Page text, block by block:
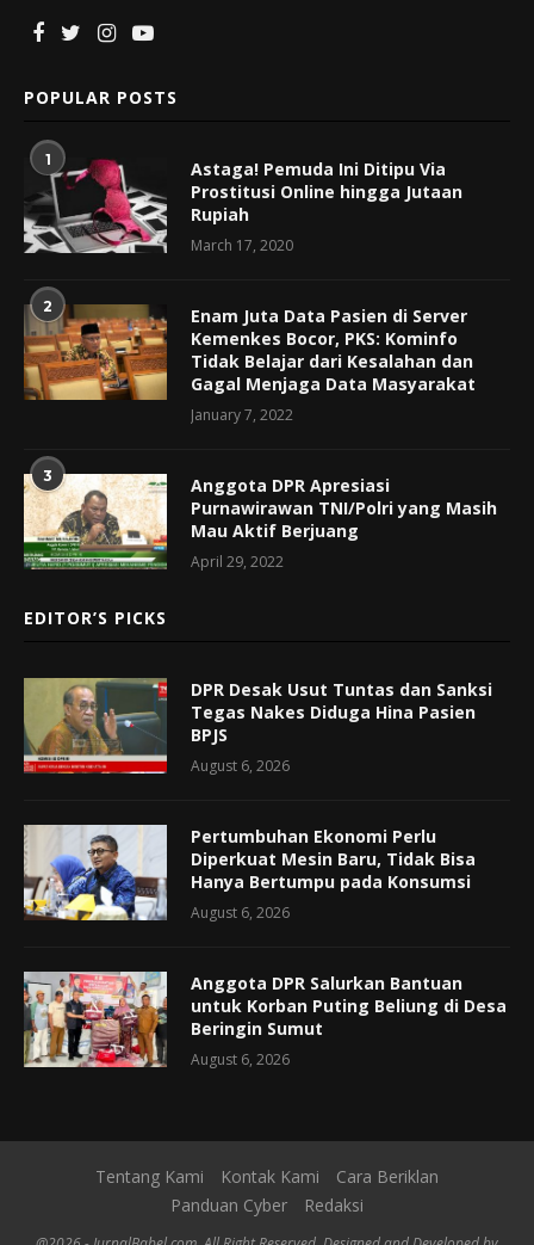
POPULAR POSTS
1
Astaga! Pemuda Ini Ditipu Via
Prostitusi Online hingga Jutaan
Rupiah
March 17, 2020
2
Enam Juta Data Pasien di Server
Kemenkes Bocor, PKS: Kominfo
Tidak Belajar dari Kesalahan dan
Gagal Menjaga Data Masyarakat
January 7, 2022
3
Anggota DPR Apresiasi
Purnawirawan TNI/Polri yang Masih
Mau Aktif Berjuang
April 29, 2022
EDITOR’S PICKS
DPR Desak Usut Tuntas dan Sanksi
Tegas Nakes Diduga Hina Pasien
BPJS
August 6, 2026
Pertumbuhan Ekonomi Perlu
Diperkuat Mesin Baru, Tidak Bisa
Hanya Bertumpu pada Konsumsi
August 6, 2026
Anggota DPR Salurkan Bantuan
untuk Korban Puting Beliung di Desa
Beringin Sumut
August 6, 2026
Tentang Kami Kontak Kami
Cara Beriklan
Panduan Cyber
Redaksi